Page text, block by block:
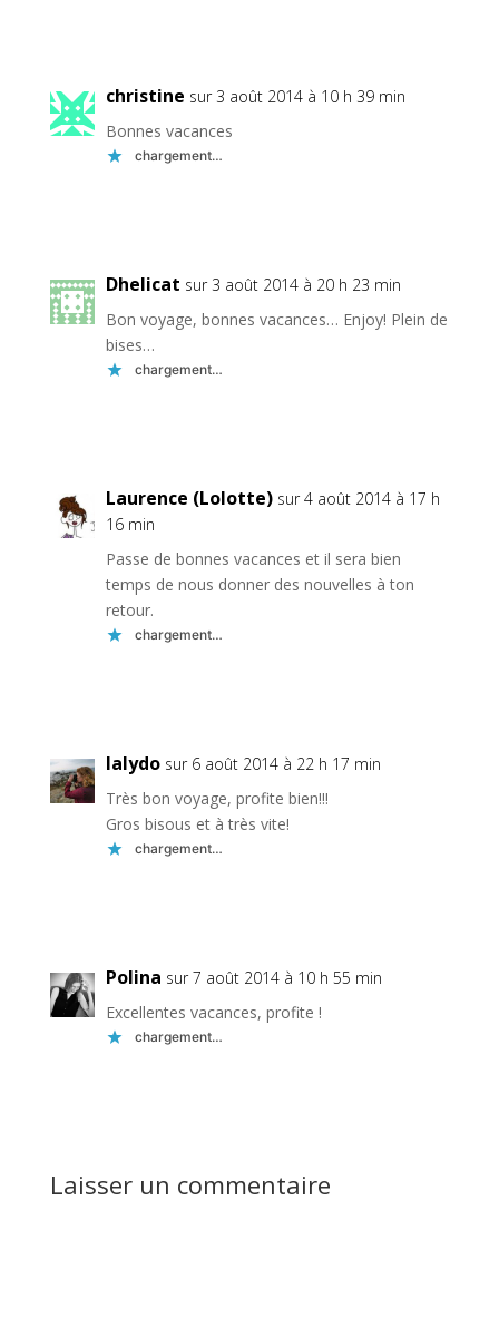
christine sur 3 août 2014 à 10 h 39 min
Bonnes vacances
chargement…
Dhelicat sur 3 août 2014 à 20 h 23 min
Bon voyage, bonnes vacances… Enjoy! Plein de
bises…
chargement…
Laurence (Lolotte) sur 4 août 2014 à 17 h
16 min
Passe de bonnes vacances et il sera bien
temps de nous donner des nouvelles à ton
retour.
chargement…
lalydo sur 6 août 2014 à 22 h 17 min
Très bon voyage, profite bien!!!
Gros bisous et à très vite!
chargement…
Polina sur 7 août 2014 à 10 h 55 min
Excellentes vacances, profite !
chargement…
Laisser un commentaire